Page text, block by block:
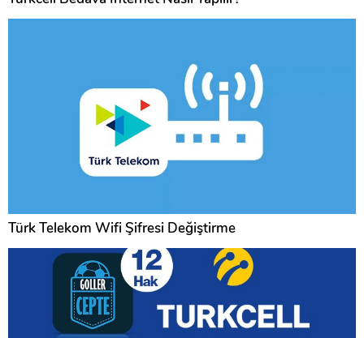
Türk Telekom Wifi Şifresi Değiştirme